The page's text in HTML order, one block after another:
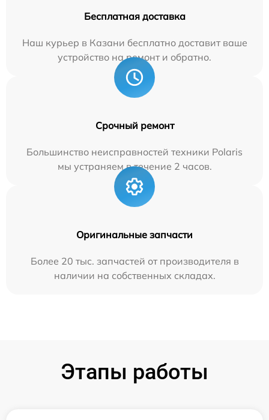
Бесплатная доставка
Наш курьер в Казани бесплатно доставит ваше
устройство на ремонт и обратно.
Срочный ремонт
Большинство неисправностей техники Polaris
мы устраняем в течение 2 часов.
Оригинальные запчасти
Более 20 тыс. запчастей от производителя в
наличии на собственных складах.
Этапы работы